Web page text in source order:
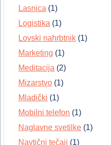
Lasnica (1)
Logistika (1)
Lovski nahrbtnik (1)
Marketing (1)
Meditacija (2)
Mizarstvo (1)
Mladički (1)
Mobilni telefon (1)
Naglavne svetilke (1)
Navtični tečaji (1)